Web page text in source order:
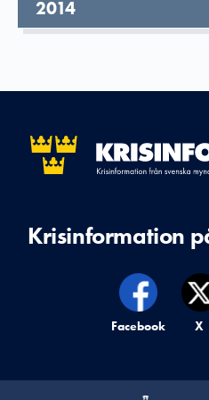
År,
2014
Krisinformation
Krisinformation
Facebook X